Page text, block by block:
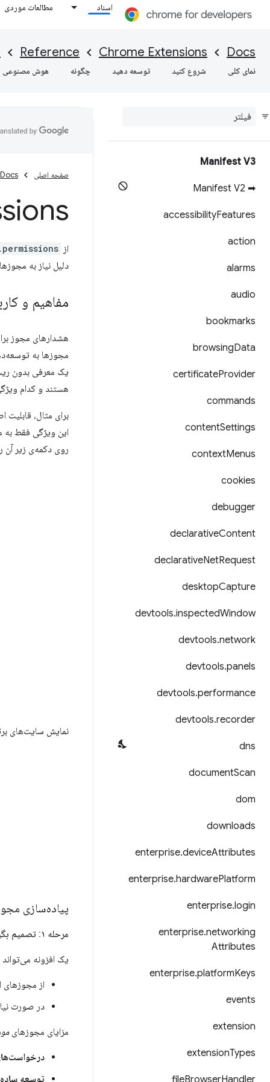
اسناد مطالعات موردی
Docs
Chrome Extensions
Reference
نمای کلی شروع کنید توسعه دهید چگونه هوش مصنوعی
Manifest V3
➡ Manifest V2
accessibilityFeatures
action
alarms
audio
bookmarks
browsingData
certificateProvider
commands
contentSettings
contextMenus
cookies
debugger
declarativeContent
declarativeNetRequest
desktopCapture
devtools.inspectedWindow
devtools.network
devtools.panels
devtools.performance
devtools.recorder
dns
documentScan
dom
downloads
enterprise.deviceAttributes
enterprise.hardwarePlatform
enterprise.login
enterprise.networking
Attributes
enterprise.platformKeys
events
extension
extensionTypes
fileBrowserHandler
صفحه اصلی Docs
از API
دلیل نیاز به
مفاهیم و
مجوزها به
یک معرفی بدون
هستند و کدام
برای مثال، قابلیت
این ویژگی فقط به
روی دکمه‌ی زیر آن
نمایش سایت‌های
پیاده‌سازی
مرحله ۱: تصمیم بگیرید کدام مجوزها الزامی و کدام‌ها اختیاری هستند
یک افزونه
از مجوزهای
در صورت
مزایای مجوزهای
توسعه